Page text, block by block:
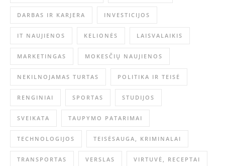
DARBAS IR KARJERA INVESTICIJOS
IT NAUJIENOS KELIONĖS LAISVALAIKIS
MARKETINGAS MOKESČIŲ NAUJIENOS
NEKILNOJAMAS TURTAS POLITIKA IR TEISĖ
RENGINIAI SPORTAS STUDIJOS
SVEIKATA TAUPYMO PATARIMAI
TECHNOLOGIJOS TEISĖSAUGA, KRIMINALAI
TRANSPORTAS VERSLAS VIRTUVĖ, RECEPTAI